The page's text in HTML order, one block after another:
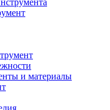
и материалы